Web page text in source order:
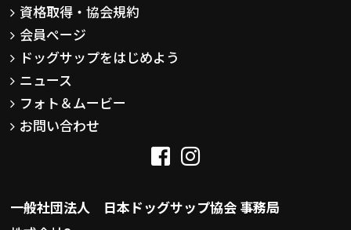
資格取得・協会規約
会員ページ
ドッグサップをはじめよう
ニュース
フォト＆ムービー
お問い合わせ
一般社団法人 日本ドッグサップ協会 事務局